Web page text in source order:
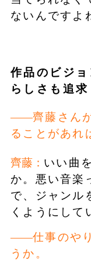
ないんですよ
作品のビジ
らしさも追求
齊藤さん
ることがあれ
齊藤： いい曲
か。悪い音楽
で、ジャンル
くようにして
仕事のや
うか。